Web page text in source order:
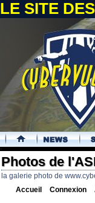
LE SITE
.
Photos de
la galerie photo de
Accueil Connexion